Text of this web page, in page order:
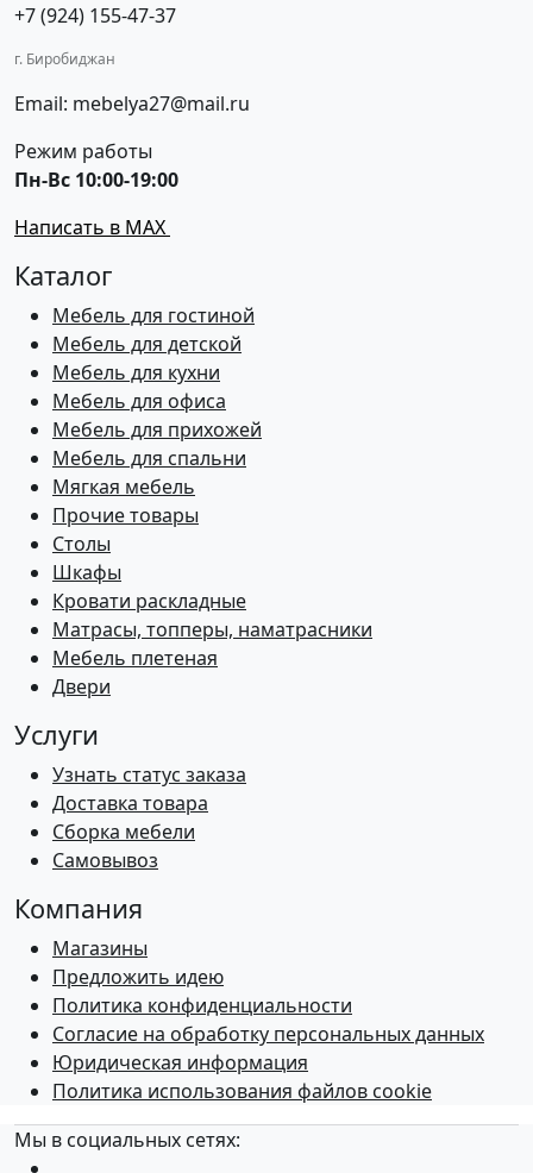
+7 (924) 155-47-37
г. Биробиджан
Email: mebelya27@mail.ru
Режим работы
Пн-Вс 10:00-19:00
Написать в MAX
Каталог
Мебель для гостиной
Мебель для детской
Мебель для кухни
Мебель для офиса
Мебель для прихожей
Мебель для спальни
Мягкая мебель
Прочие товары
Столы
Шкафы
Кровати раскладные
Матрасы, топперы, наматрасники
Мебель плетеная
Двери
Услуги
Узнать статус заказа
Доставка товара
Сборка мебели
Самовывоз
Компания
Магазины
Предложить идею
Политика конфиденциальности
Согласие на обработку персональных данных
Юридическая информация
Политика использования файлов cookie
Мы в социальных сетях: